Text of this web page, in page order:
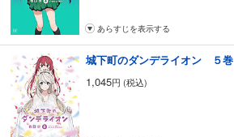
あらすじを表示する
城下町のダンデライオン ５巻
1,045円 (税込)